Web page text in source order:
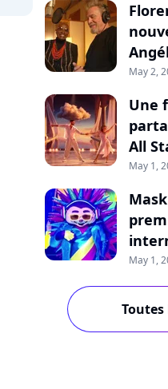
May 2,
Une
All
May 1,
May 1,